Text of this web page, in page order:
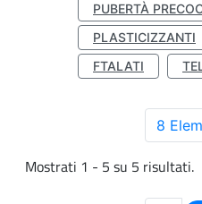
PUBERTÀ
PLASTICIZZANTI
FTALATI
8
Mostrati 1 - 5 su 5 risultati.